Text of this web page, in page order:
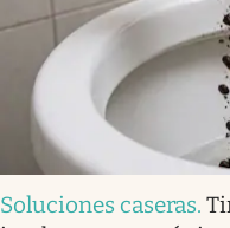
Soluciones caseras.